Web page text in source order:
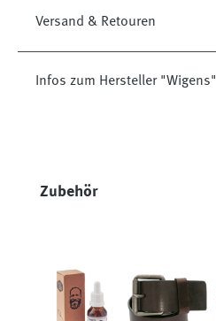
Versand & Retouren
Infos zum Hersteller "Wigens"
Produktgalerie überspringen
Zubehör